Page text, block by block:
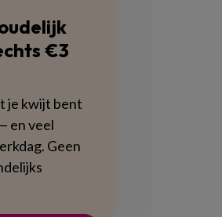
€3
je kwijt bent
en veel
Geen